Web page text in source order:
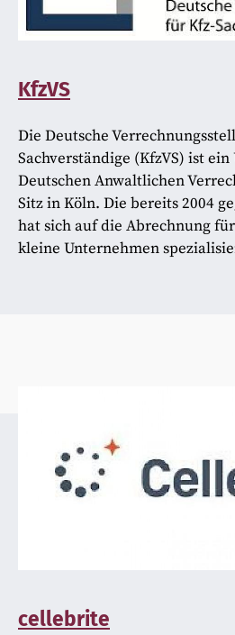
KfzVS
Die Deutsche
Sachverständige (KfzVS) ist
Deutschen Anwaltlichen
Sitz in Köln. Die bereits 2004
hat sich auf die Abrechnung
kleine Unternehmen
cellebrite